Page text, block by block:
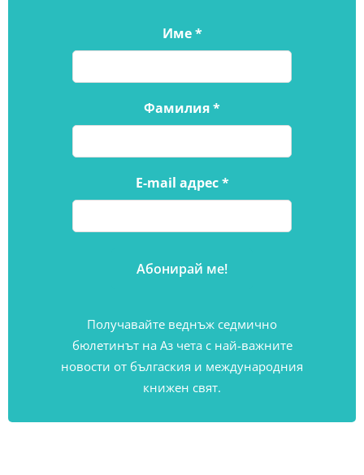
Име*
Фамилия*
E-mail адрес*
Получавайте веднъж седмично
бюлетинът на Аз чета с най-важните
новости от бългаския и международния
книжен свят.